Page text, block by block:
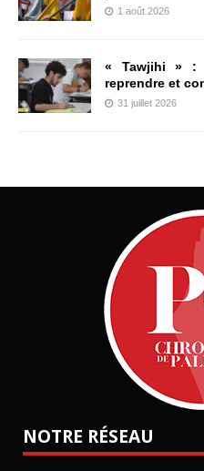
1 août 2026
« Tawjihi » :
reprendre et
31 juillet 2026
NOTRE RÉSEAU